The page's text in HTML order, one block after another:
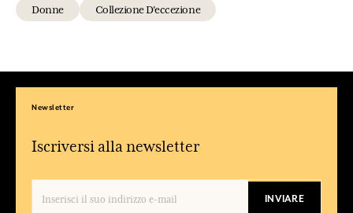
Donne Collezione D'eccezione
Newsletter
Iscriversi alla newsletter
INVIARE